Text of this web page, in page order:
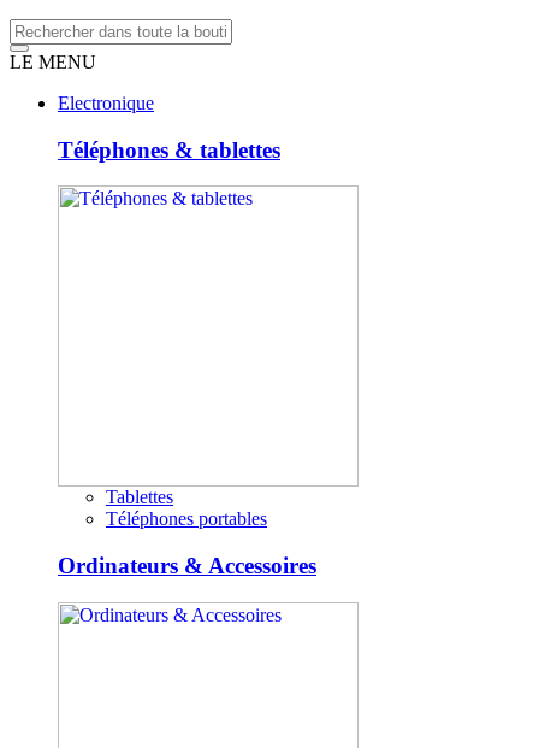
LE MENU
Electronique
Téléphones & tablettes
Tablettes
Téléphones portables
Ordinateurs & Accessoires